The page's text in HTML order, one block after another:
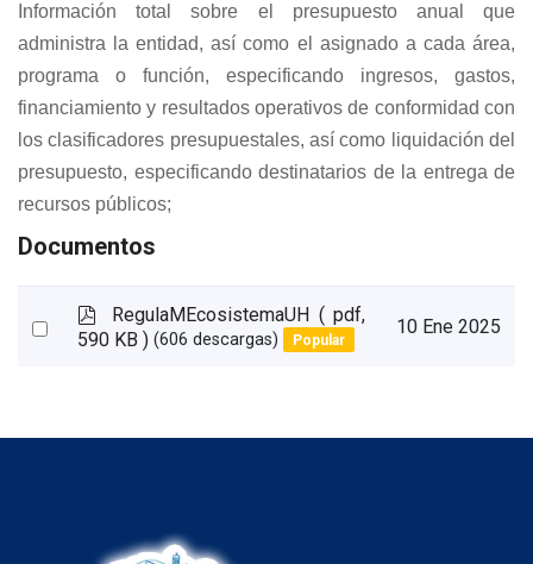
Información total sobre el presupuesto anual que
administra la entidad, así como el asignado a cada área,
programa o función, especificando ingresos, gastos,
financiamiento y resultados operativos de conformidad con
los clasificadores presupuestales, así como liquidación del
presupuesto, especificando destinatarios de la entrega de
recursos públicos;
Documentos
Select
p
d
RegulaMEcosistemaUH ( pdf,
590 KB ) (606 descargas) Popular
10 Ene 2025